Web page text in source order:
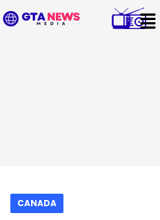
CANADA